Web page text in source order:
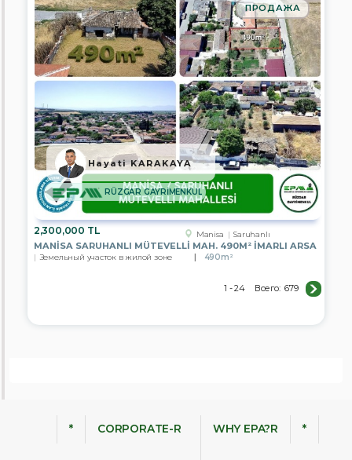
2,300,000 TL Manisa Saruhanlı
MANISA SARUHANLI MÜTEVELLI MAH. 490M² İMARLI ARSA
ПРОДАЖА
Земельный участок в жилой зоне 490m²
RÜZGAR GAYRİMENKUL
Hayati KARAKAYA
1 - 24 Всего: 679
* CORPORATE-R WHY EPA?R *